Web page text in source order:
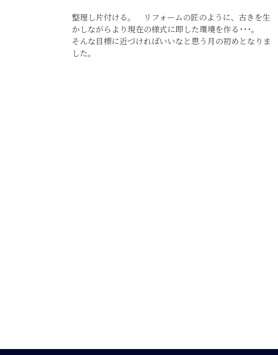
整理し片付ける。 リフォームの匠のように、古きを生
かしながらより現在の様式に即した環境を作る･･･。
そんな目標に近づければいいなと思う月の初めとなりま
した。